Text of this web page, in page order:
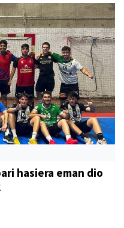
hasiera eman dio